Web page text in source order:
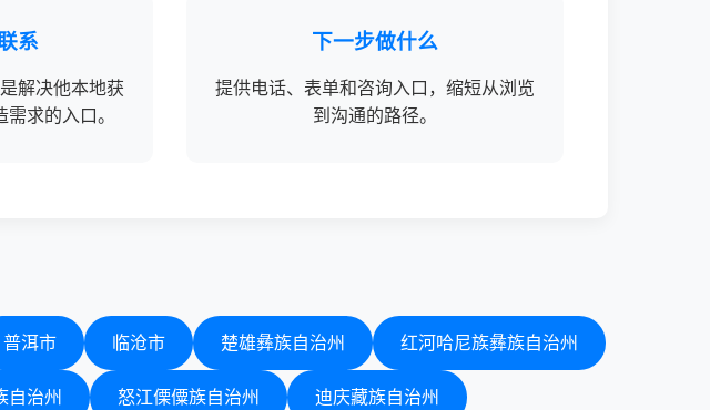
系
解决他本地获
求的入口。
下一步做什么
提供电话、表单和咨询入口，缩短从浏览
到沟通的路径。
普洱市 临沧市 楚雄彝族自治州 红河哈尼族彝族自治州
自治州 怒江傈僳族自治州 迪庆藏族自治州